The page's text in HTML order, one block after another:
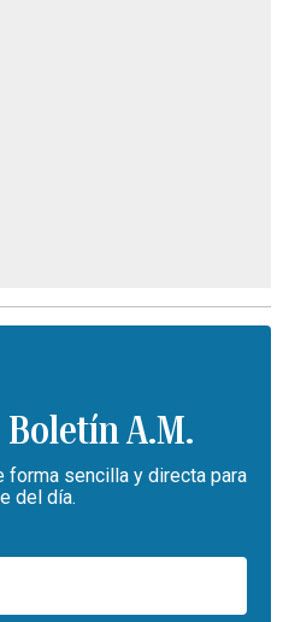
Boletín A.M.
sencilla y directa para
del día.